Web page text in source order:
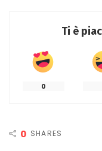
Ti è
0
0 SHARES